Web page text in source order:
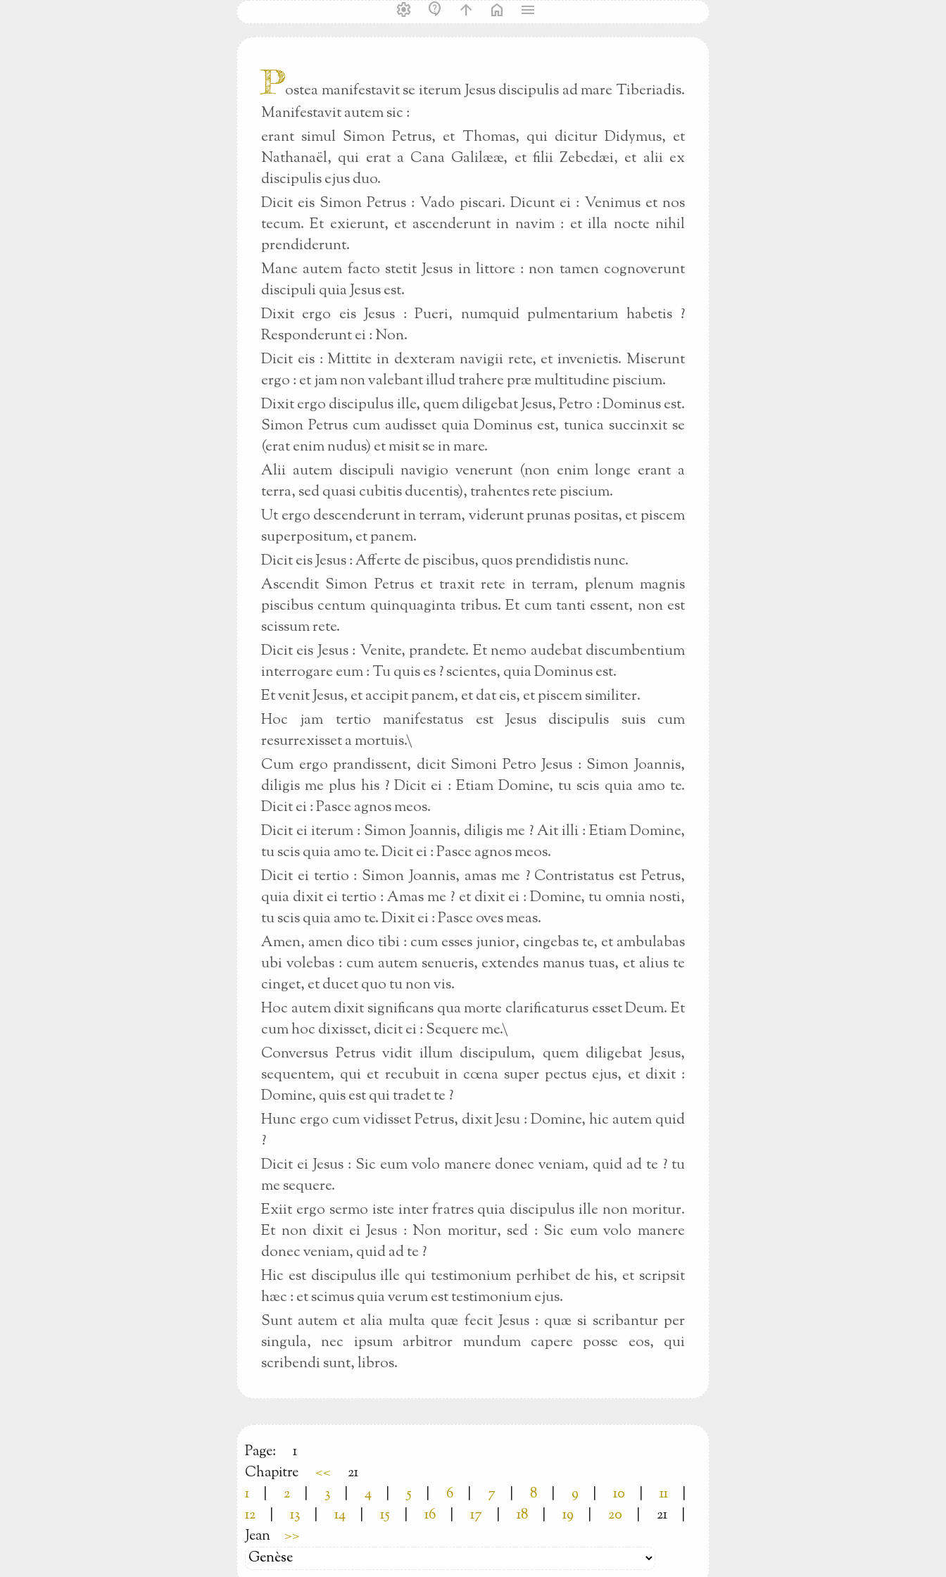
settings contact_support arrow_upward home menu
Postea manifestavit se iterum Jesus discipulis ad mare Tiberiadis.
Manifestavit autem sic :
erant simul Simon Petrus, et Thomas, qui dicitur Didymus, et
Nathanaël, qui erat a Cana Galilææ, et filii Zebedæi, et alii ex
discipulis ejus duo.
Dicit eis Simon Petrus : Vado piscari. Dicunt ei : Venimus et nos
tecum. Et exierunt, et ascenderunt in navim : et illa nocte nihil
prendiderunt.
Mane autem facto stetit Jesus in littore : non tamen cognoverunt
discipuli quia Jesus est.
Dixit ergo eis Jesus : Pueri, numquid pulmentarium habetis ?
Responderunt ei : Non.
Dicit eis : Mittite in dexteram navigii rete, et invenietis. Miserunt
ergo : et jam non valebant illud trahere præ multitudine piscium.
Dixit ergo discipulus ille, quem diligebat Jesus, Petro : Dominus est.
Simon Petrus cum audisset quia Dominus est, tunica succinxit se
(erat enim nudus) et misit se in mare.
Alii autem discipuli navigio venerunt (non enim longe erant a
terra, sed quasi cubitis ducentis), trahentes rete piscium.
Ut ergo descenderunt in terram, viderunt prunas positas, et piscem
superpositum, et panem.
Dicit eis Jesus : Afferte de piscibus, quos prendidistis nunc.
Ascendit Simon Petrus et traxit rete in terram, plenum magnis
piscibus centum quinquaginta tribus. Et cum tanti essent, non est
scissum rete.
Dicit eis Jesus : Venite, prandete. Et nemo audebat discumbentium
interrogare eum : Tu quis es ? scientes, quia Dominus est.
Et venit Jesus, et accipit panem, et dat eis, et piscem similiter.
Hoc jam tertio manifestatus est Jesus discipulis suis cum
resurrexisset a mortuis.\
Cum ergo prandissent, dicit Simoni Petro Jesus : Simon Joannis,
diligis me plus his ? Dicit ei : Etiam Domine, tu scis quia amo te.
Dicit ei : Pasce agnos meos.
Dicit ei iterum : Simon Joannis, diligis me ? Ait illi : Etiam Domine,
tu scis quia amo te. Dicit ei : Pasce agnos meos.
Dicit ei tertio : Simon Joannis, amas me ? Contristatus est Petrus,
quia dixit ei tertio : Amas me ? et dixit ei : Domine, tu omnia nosti,
tu scis quia amo te. Dixit ei : Pasce oves meas.
Amen, amen dico tibi : cum esses junior, cingebas te, et ambulabas
ubi volebas : cum autem senueris, extendes manus tuas, et alius te
cinget, et ducet quo tu non vis.
Hoc autem dixit significans qua morte clarificaturus esset Deum. Et
cum hoc dixisset, dicit ei : Sequere me.\
Conversus Petrus vidit illum discipulum, quem diligebat Jesus,
sequentem, qui et recubuit in cœna super pectus ejus, et dixit :
Domine, quis est qui tradet te ?
Hunc ergo cum vidisset Petrus, dixit Jesu : Domine, hic autem quid
?
Dicit ei Jesus : Sic eum volo manere donec veniam, quid ad te ? tu
me sequere.
Exiit ergo sermo iste inter fratres quia discipulus ille non moritur.
Et non dixit ei Jesus : Non moritur, sed : Sic eum volo manere
donec veniam, quid ad te ?
Hic est discipulus ille qui testimonium perhibet de his, et scripsit
hæc : et scimus quia verum est testimonium ejus.
Sunt autem et alia multa quæ fecit Jesus : quæ si scribantur per
singula, nec ipsum arbitror mundum capere posse eos, qui
scribendi sunt, libros.
Page:
1
Chapitre
<<
21
1
| 2 | 3 | 4 | 5 | 6 | 7 | 8 | 9 | 10 | 11
|
12
| 13 | 14 | 15 | 16 | 17 | 18 | 19 | 20 | 21
|
Jean
>>